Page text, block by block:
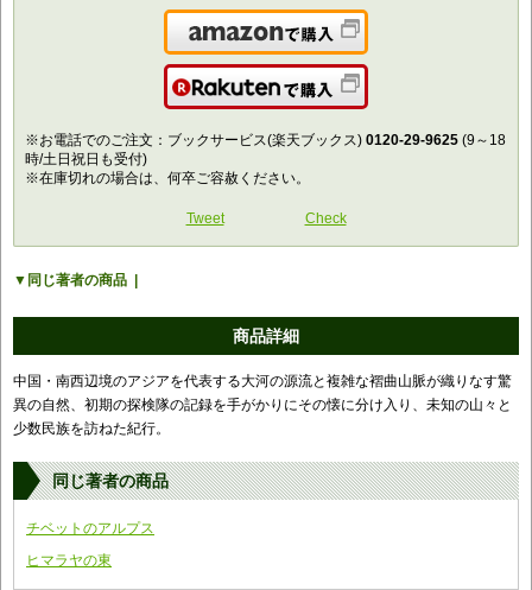
Amazonで購入
楽天で購入
※お電話でのご注文：ブックサービス(楽天ブックス) 0120-29-9625 (9～18
時/土日祝日も受付)
※在庫切れの場合は、何卒ご容赦ください。
Tweet Check
同じ著者の商品
商品詳細
中国・南西辺境のアジアを代表する大河の源流と複雑な褶曲山脈が織りなす驚
異の自然、初期の探検隊の記録を手がかりにその懐に分け入り、未知の山々と
少数民族を訪ねた紀行。
同じ著者の商品
チベットのアルプス
ヒマラヤの東